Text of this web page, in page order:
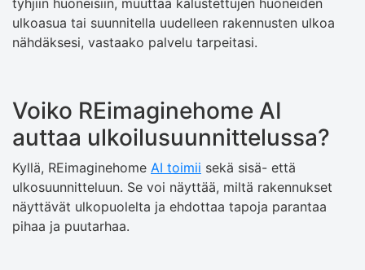
tyhjiin huoneisiin, muuttaa kalustettujen huoneiden
ulkoasua tai suunnitella uudelleen rakennusten ulkoa
nähdäksesi, vastaako palvelu tarpeitasi.
Voiko REimaginehome AI
auttaa ulkoilusuunnittelussa?
Kyllä, REimaginehome AI toimii sekä sisä- että
ulkosuunnitteluun. Se voi näyttää, miltä rakennukset
näyttävät ulkopuolelta ja ehdottaa tapoja parantaa
pihaa ja puutarhaa.